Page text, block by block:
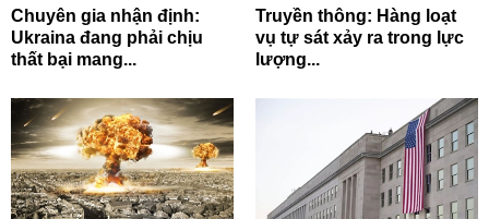
Chuyên gia nhận định:
Ukraina đang phải chịu
thất bại mang...
Truyền thông: Hàng loạt
vụ tự sát xảy ra trong lực
lượng...